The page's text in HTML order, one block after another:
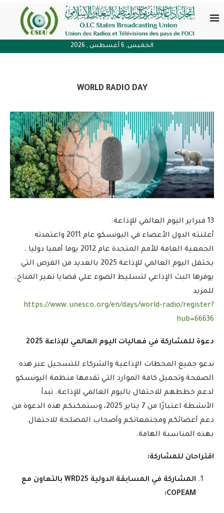
الخميس, 6 أغسطس , 2026
WORLD RADIO DAY
13 فبراير اليوم العالمي للإذاعة.
أعلنته الدول الأعضاء في اليونسكو عام 2011 واعتمدته
الجمعية العامة للأمم المتحدة عام 2012 يوما أمميا دوليا .
يحتفل اليوم العالمي للإذاعة 2025 بالعديد من الفرص التي
يوفرها البث الإذاعي لتسليط الضوء علي قضايا تغير المناخ.
للمزيد
https://www.unesco.org/en/days/world-radio/register?
hub=66636
دعوة للمشاركة في فعاليات اليوم العالمي للإذاعة 2025
ندعو جميع المحطات الإذاعية والشركاء للتسجيل عبر هذه
الصفحة وتحميل كافة الموارد التي تقدمها منظمة اليونسكو
لدعم خططهم للاحتفال باليوم العالمي للإذاعة. تبدأ
الأنشطة اعتبارًا من 7 يناير 2025، وستمكنكم هذه الدعوة من
دعم أعضائكم ومجتمعاتكم وأصحاب المصلحة للاحتفال
بهذه المناسبة الهامة.
اقتراحان للمشاركة:
المشاركة في المسابقة الدولية WRD25 بالتعاون مع
COPEAM: